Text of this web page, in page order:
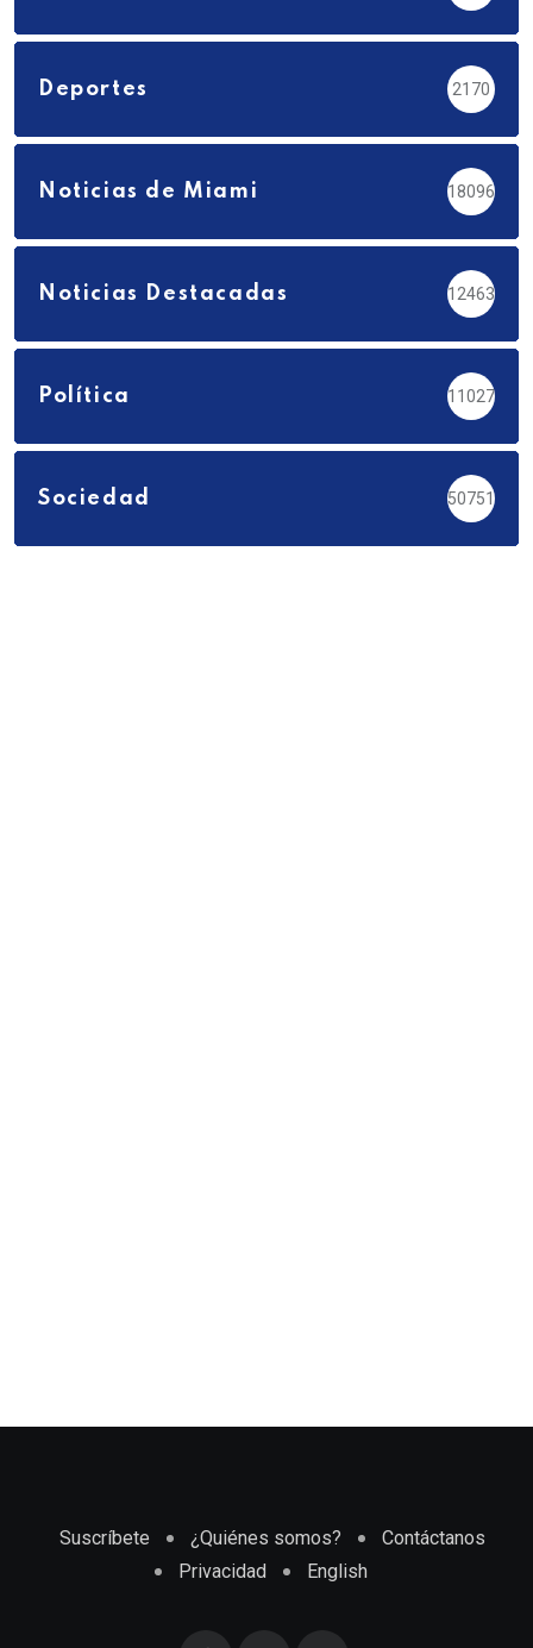
Deportes 2170
Noticias de Miami 18096
Noticias Destacadas 12463
Política 11027
Sociedad 50751
Suscríbete ¿Quiénes somos?
Contáctanos
Privacidad
English